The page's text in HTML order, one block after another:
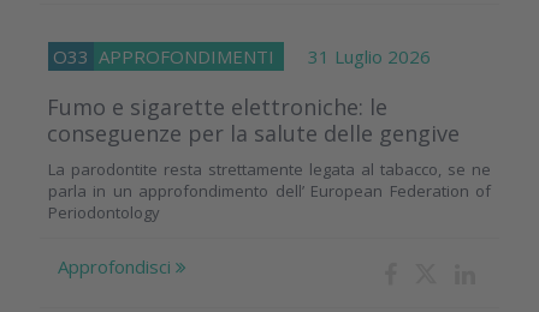
O33 APPROFONDIMENTI 31 Luglio 2026
Fumo e sigarette elettroniche: le
conseguenze per la salute delle gengive
La parodontite resta strettamente legata al tabacco, se ne
parla in un approfondimento dell’ European Federation of
Periodontology
Approfondisci